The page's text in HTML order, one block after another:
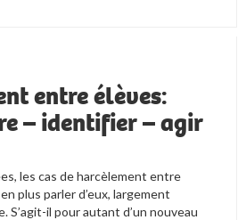
entre élèves:
– identifier – agir
les cas de harcèlement entre
plus parler d’eux, largement
S’agit-il pour autant d’un nouveau